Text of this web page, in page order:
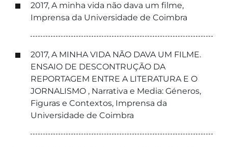
2017, A minha vida não dava um filme,
Imprensa da Universidade de Coimbra
2017, A MINHA VIDA NÃO DAVA UM FILME.
ENSAIO DE DESCONTRUÇÃO DA
REPORTAGEM ENTRE A LITERATURA E O
JORNALISMO , Narrativa e Media: Géneros,
Figuras e Contextos, Imprensa da
Universidade de Coimbra